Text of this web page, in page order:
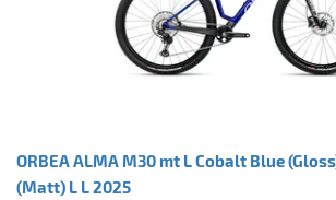
ORBEA ALMA M30 mt L Cobalt Blue
(Matt) L L 2025